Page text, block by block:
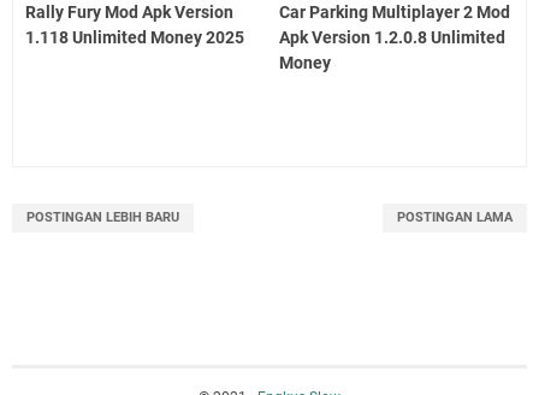
Rally Fury Mod Apk Version
1.118 Unlimited Money 2025
Car Parking Multiplayer 2 Mod
Apk Version 1.2.0.8 Unlimited
Money
POSTINGAN LEBIH BARU POSTINGAN LAMA